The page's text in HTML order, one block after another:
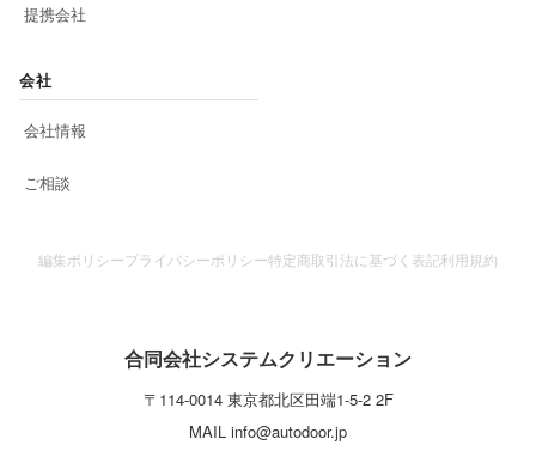
提携会社
会社
会社情報
ご相談
編集ポリシープライバシーポリシー特定商取引法に基づく表記利用規約
合同会社システムクリエーション
〒 114-0014 東京都北区田端1-5-2 2F
MAIL info@autodoor.jp